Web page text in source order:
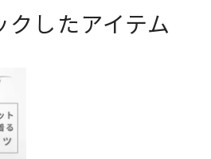
クしたアイテム